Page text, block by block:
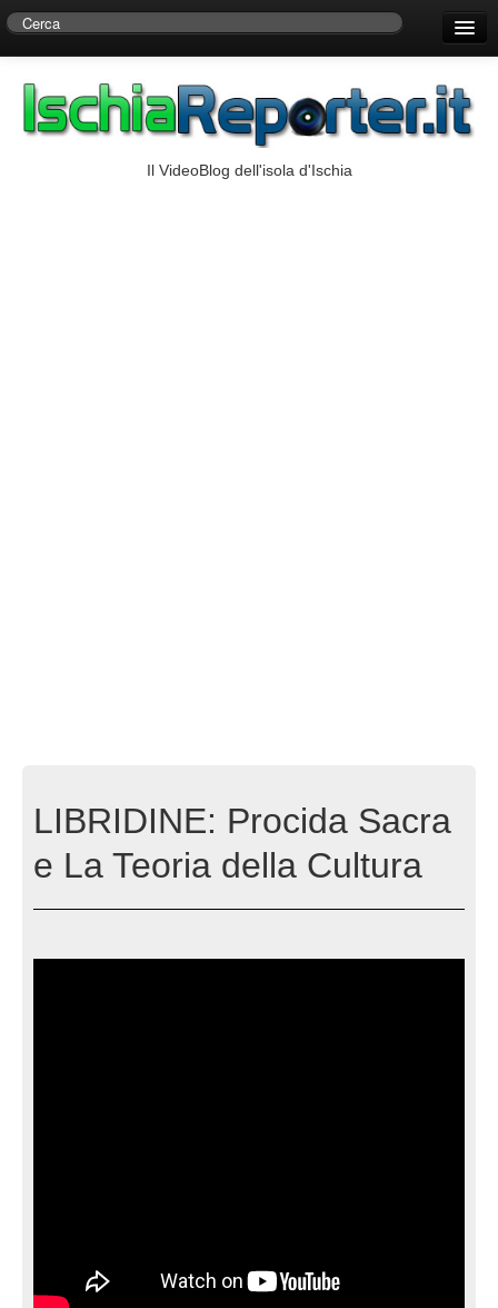
Centro di Ricerche Storiche D’Ambra
Il VideoBlog dell'isola d'Ischia
LIBRIDINE: Procida Sacra
e La Teoria della Cultura